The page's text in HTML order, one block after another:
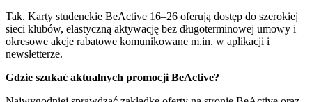
Tak. Karty studenckie BeActive 16–26 oferują dostęp do szerokiej
sieci klubów, elastyczną aktywację bez długoterminowej umowy i
okresowe akcje rabatowe komunikowane m.in. w aplikacji i
newsletterze.
Gdzie szukać aktualnych promocji BeActive?